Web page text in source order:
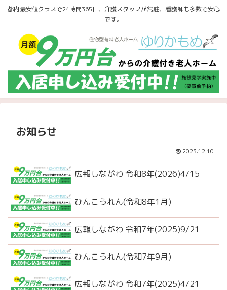
都内最安値クラスで24時間365日、介護スタッフが常駐、看護師も多数で安心
です。
お知らせ
2023.12.10
広報しながわ 令和8年(2026)4/15
ひんこうれん(令和8年1月)
広報しながわ 令和7年(2025)9/21
ひんこうれん(令和7年9月)
広報しながわ 令和7年(2025)4/21